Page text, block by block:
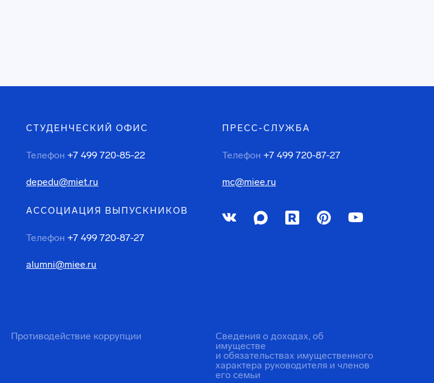
СТУДЕНЧЕСКИЙ ОФИС
Телефон +7 499 720-85-22
depedu@miet.ru
АССОЦИАЦИЯ ВЫПУСКНИКОВ
Телефон +7 499 720-87-27
alumni@miee.ru
ПРЕСС-СЛУЖБА
Телефон +7 499 720-87-27
mc@miee.ru
Противодействие коррупции
Сведения о доходах, об
имуществе
и обязательствах имущественного
характера руководителя и членов
его семьи